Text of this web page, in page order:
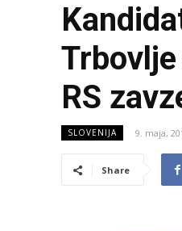
RS
SLOVENIJA 9. maja,
Share